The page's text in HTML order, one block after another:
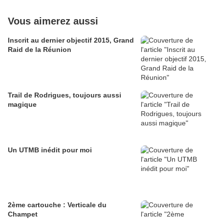
Vous aimerez aussi
Inscrit au dernier objectif 2015, Grand
Raid de la Réunion
Trail de Rodrigues, toujours aussi
magique
Un UTMB inédit pour moi
2ème cartouche : Verticale du
Champet